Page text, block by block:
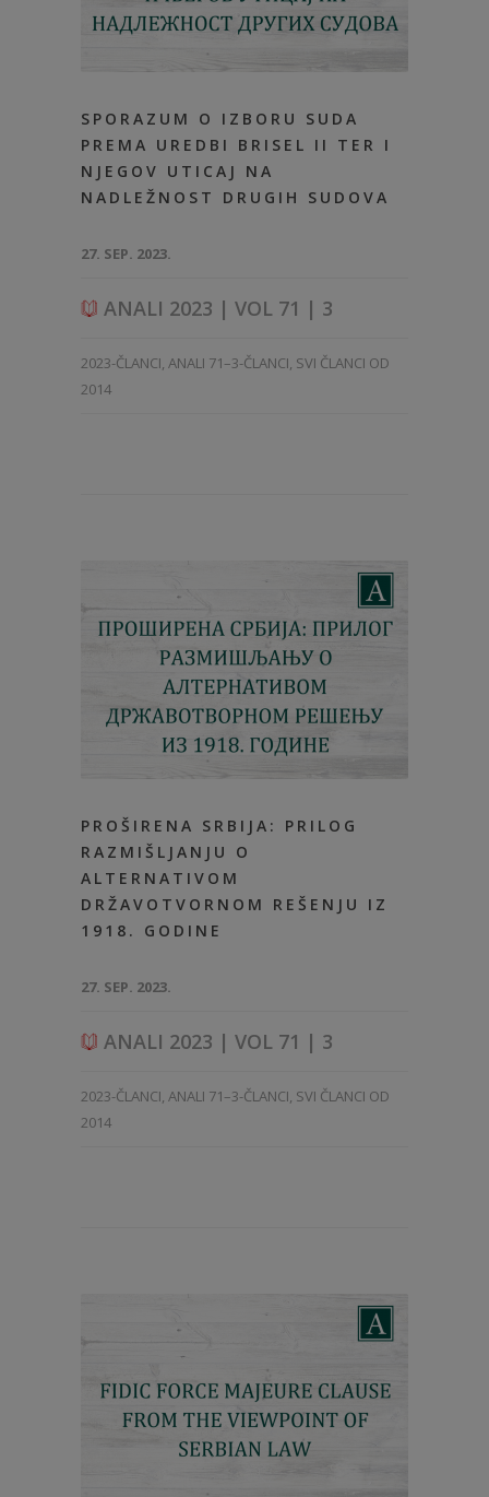
SPORAZUM O IZBORU SUDA
PREMA UREDBI BRISEL II TER I
NJEGOV UTICAJ NA
NADLEŽNOST DRUGIH SUDOVA
27. SEP. 2023.
ANALI 2023 | VOL 71 | 3
2023-ČLANCI, ANALI 71–3-ČLANCI, SVI ČLANCI OD
2014
PROŠIRENA SRBIJA: PRILOG
RAZMIŠLJANJU O
ALTERNATIVOM
DRŽAVOTVORNOM REŠENJU IZ
1918. GODINE
27. SEP. 2023.
ANALI 2023 | VOL 71 | 3
2023-ČLANCI, ANALI 71–3-ČLANCI, SVI ČLANCI OD
2014